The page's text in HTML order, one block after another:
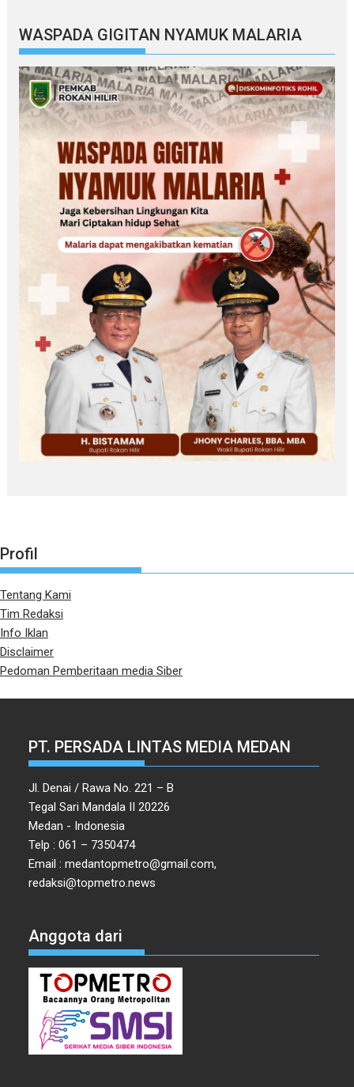
WASPADA GIGITAN NYAMUK MALARIA
Profil
Tentang Kami
Tim Redaksi
Info Iklan
Disclaimer
Pedoman Pemberitaan media Siber
PT. PERSADA LINTAS MEDIA MEDAN
Jl. Denai / Rawa No. 221 – B
Tegal Sari Mandala II 20226
Medan - Indonesia
Telp : 061 – 7350474
Email : medantopmetro@gmail.com,
redaksi@topmetro.news
Anggota dari